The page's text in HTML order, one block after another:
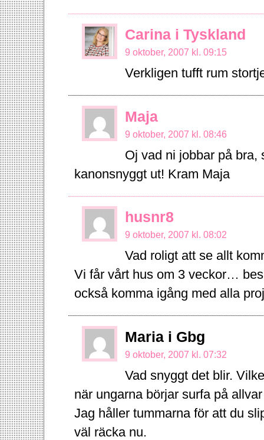
Carina i Tyskland
9 oktober, 2007 kl. 09:15
Verkligen tufft rum
Maja
9 oktober, 2007 kl. 08:46
Oj vad ni jobbar på bra,
kanonsnyggt ut! Kram Maja
husnr8
9 oktober, 2007 kl. 08:02
Vad roligt att se allt
Vi får vårt hus om 3 veckor…
också komma igång med alla
Maria i Gbg
9 oktober, 2007 kl. 07:32
Vad snyggt det blir.
när ungarna börjar surfa på
Jag håller tummarna för att du
väl räcka nu.